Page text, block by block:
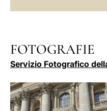
FOTOGRAFIE
Servizio Fotografico